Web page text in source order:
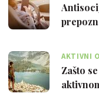
AKTIVNI
Zašto